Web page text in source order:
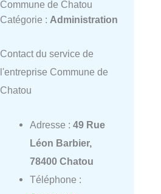
Commune de Chatou
Catégorie : Administration
Contact du service de
l'entreprise Commune de
Chatou
Adresse : 49 Rue
Léon Barbier,
78400 Chatou
Téléphone :